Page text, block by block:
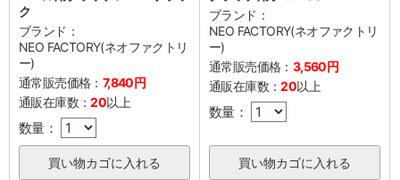
ク
ブランド：
NEO FACTORY(ネオファクトリ
ー)
通常販売価格： 7,840円
通販在庫数：20以上
数量：
ブランド：
NEO FACTORY(ネオファクトリ
ー)
通常販売価格： 3,560円
通販在庫数：20以上
数量：